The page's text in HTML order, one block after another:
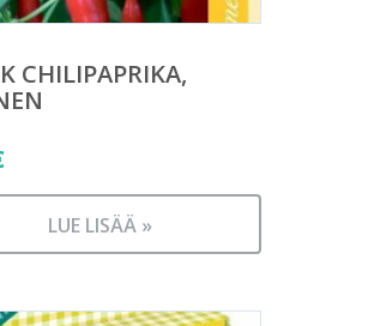
CHILIPAPRIKA,
LUE LISÄÄ »